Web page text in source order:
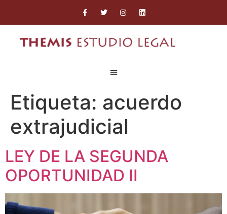
Etiqueta: acuerdo
extrajudicial
LEY DE LA SEGUNDA
OPORTUNIDAD II